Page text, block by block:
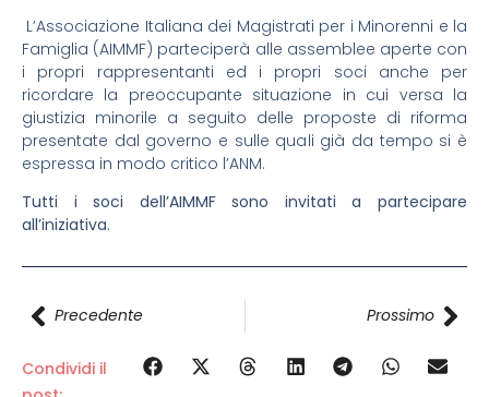
L’Associazione Italiana dei Magistrati per i Minorenni e la
Famiglia (AIMMF) parteciperà alle assemblee aperte con
i propri rappresentanti ed i propri soci anche per
ricordare la preoccupante situazione in cui versa la
giustizia minorile a seguito delle proposte di riforma
presentate dal governo e sulle quali già da tempo si è
espressa in modo critico l’ANM.
Tutti i soci dell’AIMMF sono invitati a partecipare
all’iniziativa.
Precedente Prossimo
Condividi il